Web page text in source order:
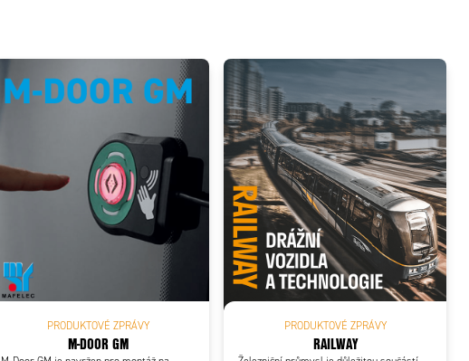
PRODUKTOVÉ ZPRÁVY
M-DOOR GM
PRODUKTOVÉ ZPRÁVY
RAILWAY